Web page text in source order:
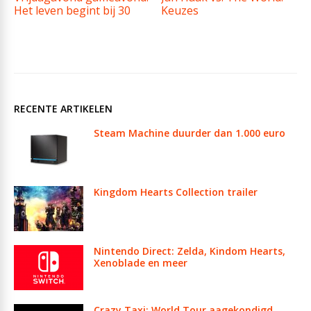
Het leven begint bij 30
Keuzes
RECENTE ARTIKELEN
Steam Machine duurder dan 1.000 euro
Kingdom Hearts Collection trailer
Nintendo Direct: Zelda, Kindom Hearts,
Xenoblade en meer